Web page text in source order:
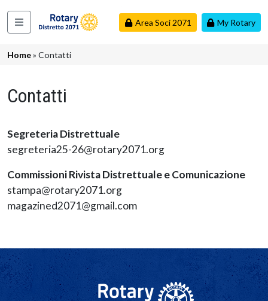
Area Soci 2071 My Rotary
Navigazione principale
Briciole di pane
Home Contatti
Contatti
Segreteria Distrettuale
segreteria25-26@rotary2071.org
Commissioni Rivista Distrettuale e Comunicazione
stampa@rotary2071.org
magazined2071@gmail.com
Navigazione principale